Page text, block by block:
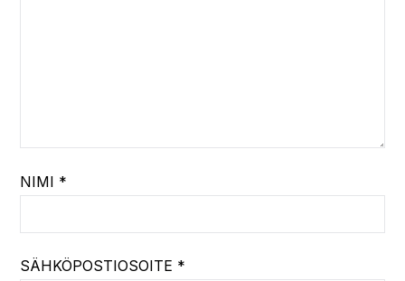
NIMI *
SÄHKÖPOSTIOSOITE *